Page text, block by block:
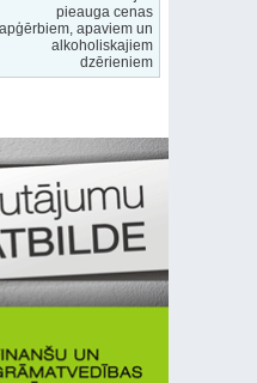
pieauga cenas
apģērbiem, apaviem un
alkoholiskajiem
dzērieniem